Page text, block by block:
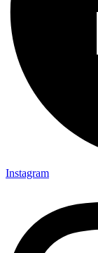
Instagram